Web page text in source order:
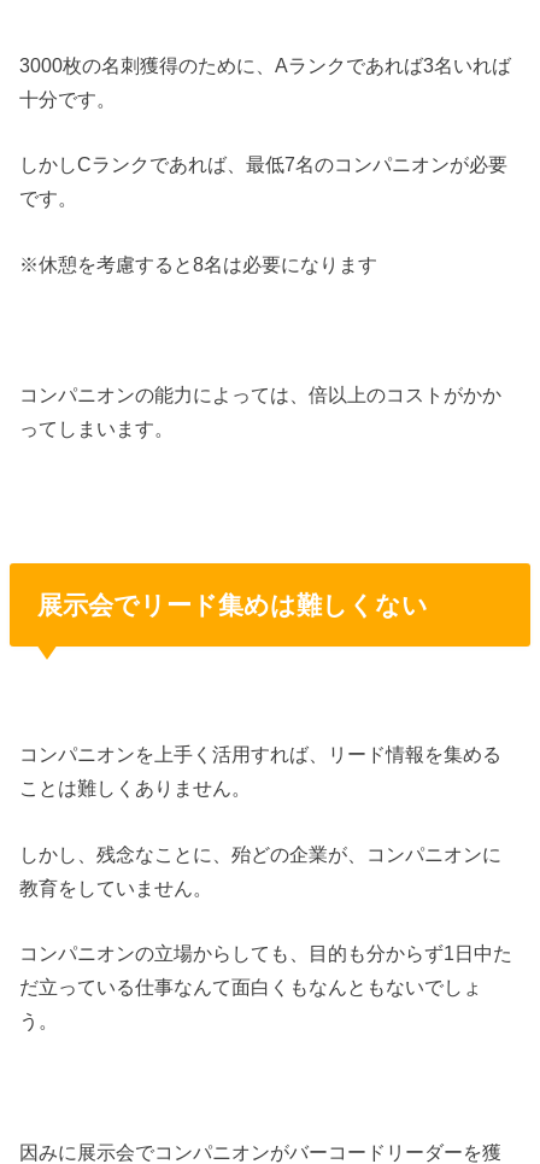
3000枚の名刺獲得のために、Aランクであれば3名いれば
十分です。
しかしCランクであれば、最低7名のコンパニオンが必要
です。
※休憩を考慮すると8名は必要になります
コンパニオンの能力によっては、倍以上のコストがかか
ってしまいます。
展示会でリード集めは難しくない
コンパニオンを上手く活用すれば、リード情報を集める
ことは難しくありません。
しかし、残念なことに、殆どの企業が、コンパニオンに
教育をしていません。
コンパニオンの立場からしても、目的も分からず1日中た
だ立っている仕事なんて面白くもなんともないでしょ
う。
因みに展示会でコンパニオンがバーコードリーダーを獲